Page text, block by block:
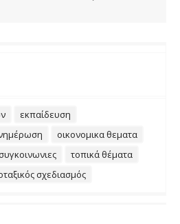
εκπαίδευση
οικονομικα θεματα
τοπικά θέματα
σχεδιασμός